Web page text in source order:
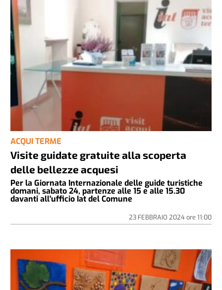
ACQUI TERME
Visite guidate gratuite alla scoperta
delle bellezze acquesi
Per la Giornata Internazionale delle guide turistiche
domani, sabato 24, partenze alle 15 e alle 15.30
davanti all'ufficio Iat del Comune
23 FEBBRAIO 2024ore 11:00